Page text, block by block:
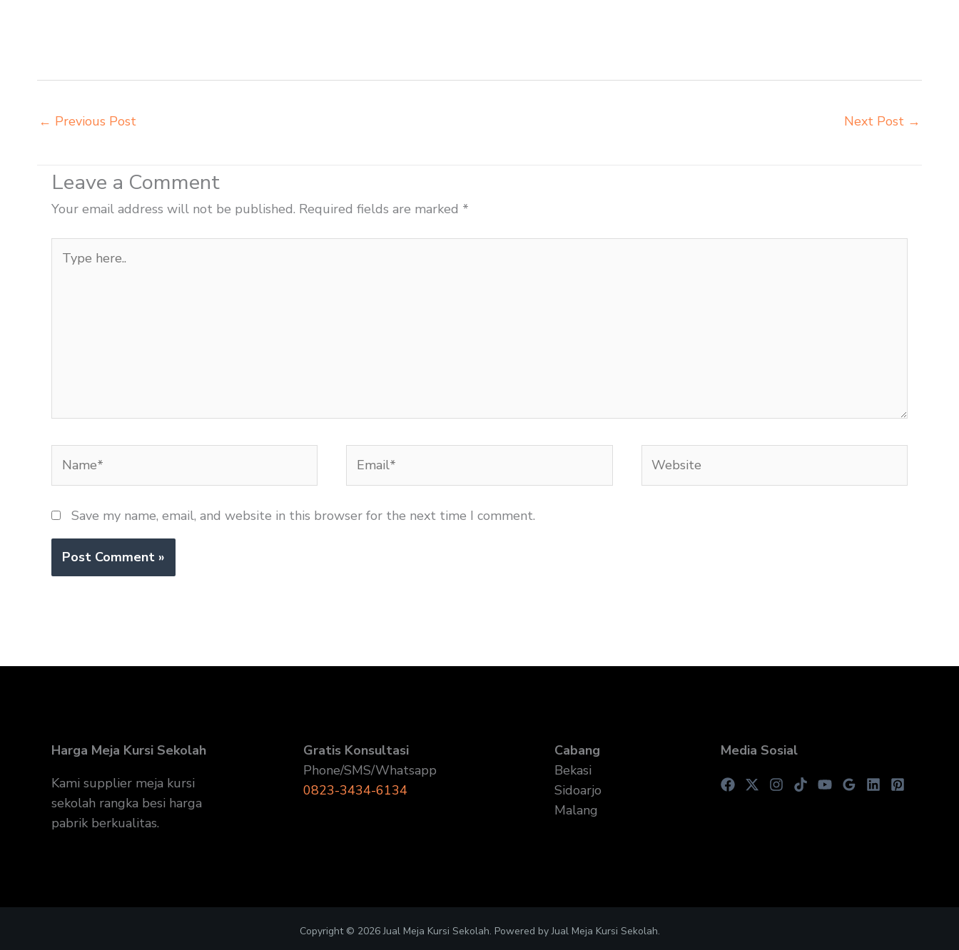
← Previous Post Next Post →
Leave a Comment
Your email address will not be published. Required fields are marked *
here..
Save my name, email, and website in this browser for the next time I comment.
Harga Meja Kursi Sekolah
Kami supplier meja kursi
sekolah rangka besi harga
pabrik berkualitas.
Gratis Konsultasi
Phone/SMS/Whatsapp
0823-3434-6134
Cabang
Bekasi
Sidoarjo
Malang
Media Sosial
Copyright © 2026 Jual Meja Kursi Sekolah. Powered by Jual Meja Kursi Sekolah.